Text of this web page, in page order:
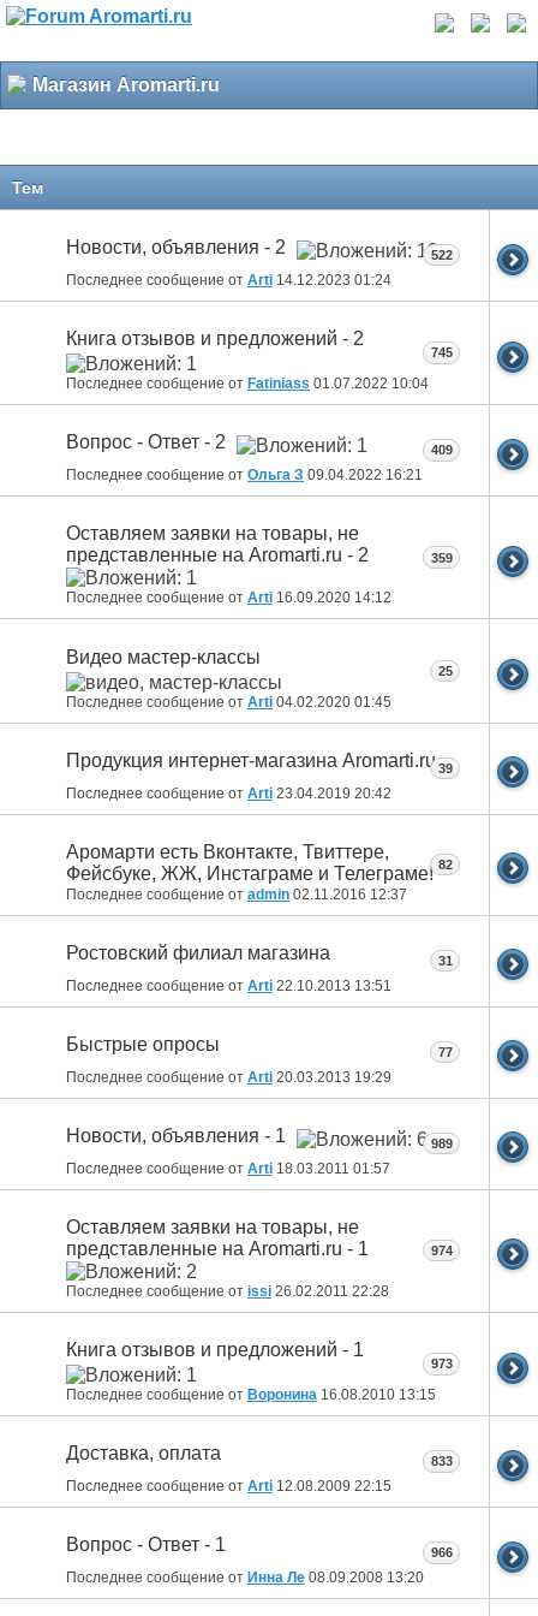
Магазин Aromarti.ru
Тем
Новости, объявления - 2
Последнее сообщение от Arti 14.12.2023 01:24
522
Книга отзывов и предложений - 2
Последнее сообщение от Fatiniass 01.07.2022 10:04
745
Вопрос - Ответ - 2
Последнее сообщение от Ольга З 09.04.2022 16:21
409
Оставляем заявки на товары, не
представленные на Aromarti.ru - 2
Последнее сообщение от Arti 16.09.2020 14:12
359
Видео мастер-классы
Последнее сообщение от Arti 04.02.2020 01:45
25
Продукция интернет-магазина Aromarti.ru
Последнее сообщение от Arti 23.04.2019 20:42
39
Аромарти есть Вконтакте, Твиттере,
Фейсбуке, ЖЖ, Инстаграме и Телеграме!
Последнее сообщение от admin 02.11.2016 12:37
82
Ростовский филиал магазина
Последнее сообщение от Arti 22.10.2013 13:51
31
Быстрые опросы
Последнее сообщение от Arti 20.03.2013 19:29
77
Новости, объявления - 1
Последнее сообщение от Arti 18.03.2011 01:57
989
Оставляем заявки на товары, не
представленные на Aromarti.ru - 1
Последнее сообщение от issi 26.02.2011 22:28
974
Книга отзывов и предложений - 1
Последнее сообщение от Воронина 16.08.2010 13:15
973
Доставка, оплата
Последнее сообщение от Arti 12.08.2009 22:15
833
Вопрос - Ответ - 1
Последнее сообщение от Инна Ле 08.09.2008 13:20
966